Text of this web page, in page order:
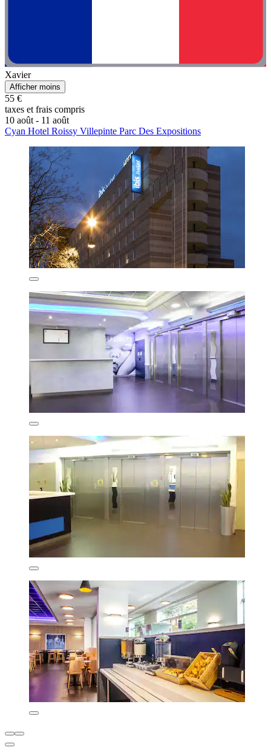
Xavier
Afficher moins
55 €
taxes et frais compris
10 août - 11 août
Cyan Hotel Roissy Villepinte Parc Des Expositions